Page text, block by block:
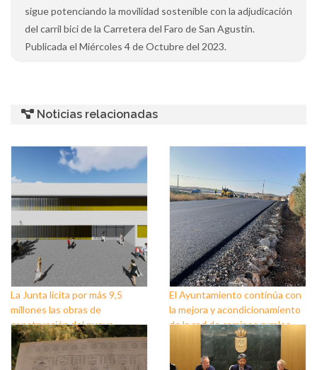
sigue potenciando la movilidad sostenible con la adjudicación
del carril bici de la Carretera del Faro de San Agustín.
Publicada el Miércoles 4 de Octubre del 2023.
Noticias relacionadas
La Junta licita por más 9,5
millones las obras de
construcción del nuevo
instituto de Almerimar en El
Ejido
El Ayuntamiento continúa con
la mejora y acondicionamiento
de la red de caminos rurales